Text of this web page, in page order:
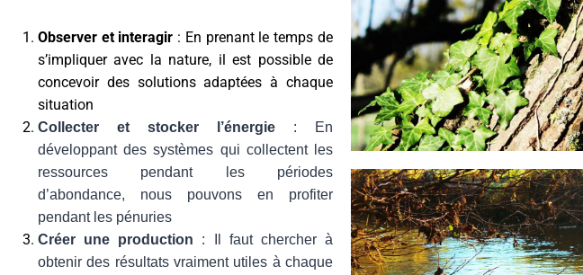
Observer et interagir : En prenant le temps de
s’impliquer avec la nature, il est possible de
concevoir des solutions adaptées à chaque
situation
Collecter et stocker l’énergie : En
développant des systèmes qui collectent les
ressources pendant les périodes
d’abondance, nous pouvons en profiter
pendant les pénuries
Créer une production : Il faut chercher à
obtenir des résultats vraiment utiles à chaque